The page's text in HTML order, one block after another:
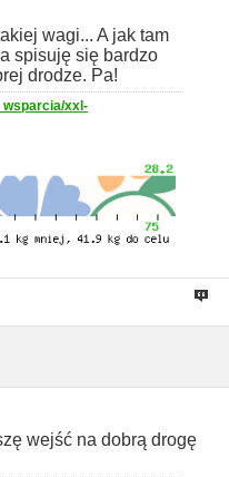
wagi... A jak tam
spisuję się bardzo
drodze. Pa!
xxl-
wejść na dobrą drogę